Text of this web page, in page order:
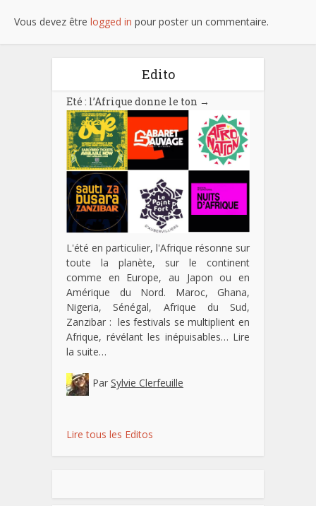
Vous devez être logged in pour poster un commentaire.
Edito
Eté : l’Afrique donne le ton →
L'été en particulier, l'Afrique résonne sur
toute la planète, sur le continent
comme en Europe, au Japon ou en
Amérique du Nord. Maroc, Ghana,
Nigeria, Sénégal, Afrique du Sud,
Zanzibar : les festivals se multiplient en
Afrique, révélant les inépuisables… Lire
la suite…
Par Sylvie Clerfeuille
Lire tous les Editos